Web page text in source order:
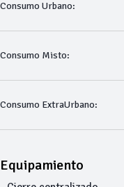
Consumo Urbano:
Consumo Misto:
Consumo ExtraUrbano:
Equipamiento